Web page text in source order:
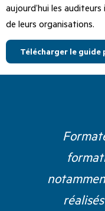
aujourd’hui les
de leurs organisations.
Télécharger le